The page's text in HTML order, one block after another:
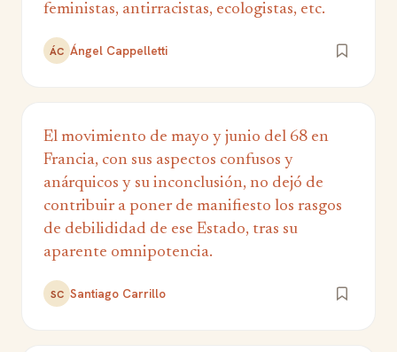
feministas, antirracistas, ecologistas, etc.
ÁC Ángel Cappelletti
El movimiento de mayo y junio del 68 en
Francia, con sus aspectos confusos y
anárquicos y su inconclusión, no dejó de
contribuir a poner de manifiesto los rasgos
de debilididad de ese Estado, tras su
aparente omnipotencia.
SC Santiago Carrillo